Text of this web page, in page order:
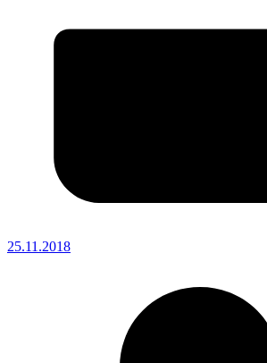
25.11.2018